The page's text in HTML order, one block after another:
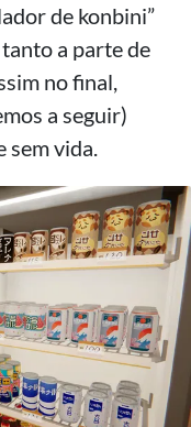
de konbini”
a parte de
no final,
a seguir)
sem vida.